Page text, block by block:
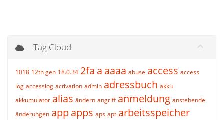
Tag Cloud
1018 12th gen 18.0.34 2fa a aaaa abuse access access
log accesslog activation admin adressbuch akku
akkumulator alias ändern angriff anmeldung anstehende
änderungen appapps aps apt arbeitsspeicher